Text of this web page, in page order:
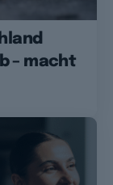
– macht